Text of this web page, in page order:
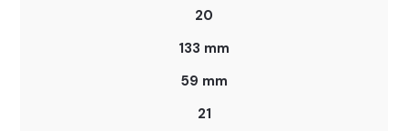
20
133 mm
59 mm
21